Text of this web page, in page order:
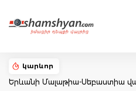
կարևոր
Երևանի Մալաթիա-Սեբաստիա